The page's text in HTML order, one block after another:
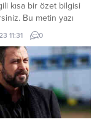
kısa bir özet bilgisi
Bu metin yazı
sayfasında “Özet”
eklenebilir. Özet
başlık altında kalın
gösterilir,
bu alan boş kalır.
11:31 0